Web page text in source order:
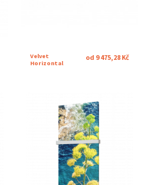
Velvet
Horizontal
od 9 475,28 Kč